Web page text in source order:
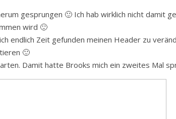
gesprungen 🙂 Ich hab wirklich nicht damit
wird 🙂
endlich Zeit gefunden meinen Header zu
🙂
Damit hatte Brooks mich ein zweites Mal